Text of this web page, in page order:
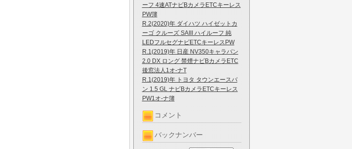
ーフ 4速ATナビBカメラETCキーレス
PW簿
R.2(2020)年 ダイハツ ハイゼットカ
ーゴ クルーズ SAIII ハイルーフ 純
LEDフルセグナビETCキーレスPW
R.1(2019)年 日産 NV350キャラバン
2.0 DX ロング 禁煙ナビBカメラETC
後窓法人1オ-ナT
R.1(2019)年 トヨタ タウンエースバ
ン 1.5 GL ナビBカメラETCキーレス
PW1オ-ナ簿
コメント
バックナンバー